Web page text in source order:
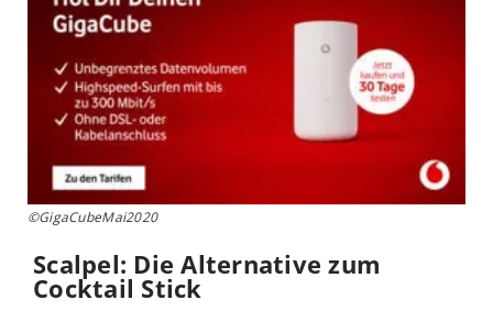
©GigaCubeMai2020
Scalpel: Die Alternative zum
Cocktail Stick